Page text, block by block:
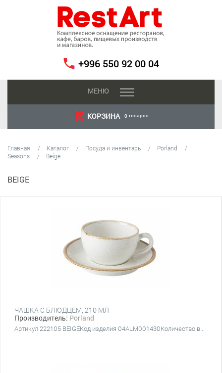
+996 550 92 00 04
МЕНЮ
КОРЗИНА 0 товаров
Главная Каталог Посуда и инвентарь
Porland
Seasons
Beige
BEIGE
ЧАШКА С БЛЮДЦЕМ, 210 МЛ
Производитель: Porland
Артикул 222105 BEIGEКод изделия 04ALM001430Количество в...